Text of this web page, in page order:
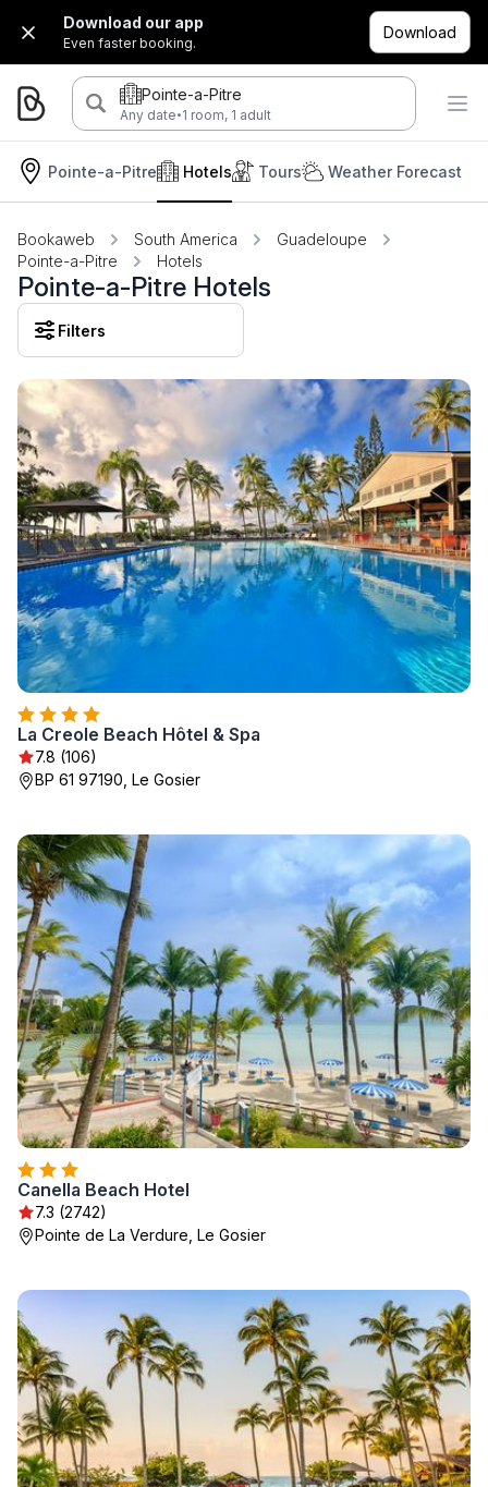
Download our app
Even faster booking.
Download
Pointe-a-Pitre
Any date·1 room, 1 adult
Pointe-a-Pitre Hotels Tours Weather Forecast
Bookaweb South America
Guadeloupe
Pointe-a-Pitre
Hotels
Pointe-a-Pitre Hotels
Filters
La Creole Beach Hôtel & Spa
7.8 (106)
BP 61 97190, Le Gosier
Canella Beach Hotel
7.3 (2742)
Pointe de La Verdure, Le Gosier